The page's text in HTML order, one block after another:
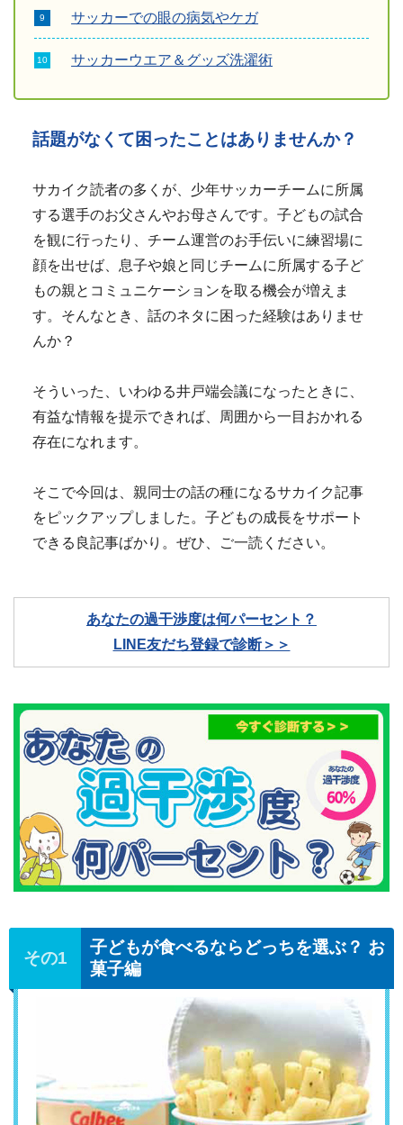
サッカーでの眼の病気やケガ
サッカーウエア＆グッズ洗濯術
話題がなくて困ったことはありませんか？
サカイク読者の多くが、少年サッカーチームに所属
する選手のお父さんやお母さんです。子どもの試合
を観に行ったり、チーム運営のお手伝いに練習場に
顔を出せば、息子や娘と同じチームに所属する子ど
もの親とコミュニケーションを取る機会が増えま
す。そんなとき、話のネタに困った経験はありませ
んか？
そういった、いわゆる井戸端会議になったときに、
有益な情報を提示できれば、周囲から一目おかれる
存在になれます。
そこで今回は、親同士の話の種になるサカイク記事
をピックアップしました。子どもの成長をサポート
できる良記事ばかり。ぜひ、ご一読ください。
あなたの過干渉度は何パーセント？
LINE友だち登録で診断＞＞
子どもが食べるならどっちを選ぶ？ お
菓子編